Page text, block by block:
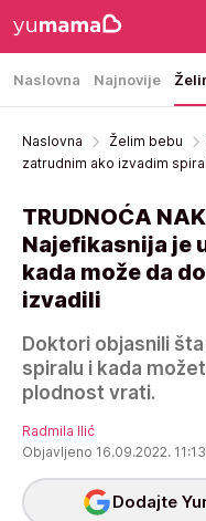
Naslovna Najnovije
Naslovna Želim bebu
zatrudnim ako izvadim
TRUDNOĆA
Najefikasnija je
kada može da
izvadili
Doktori objasnili
spiralu i kada
plodnost vrati.
Radmila Ilić
Objavljeno 16.09.2022.
Dodajte